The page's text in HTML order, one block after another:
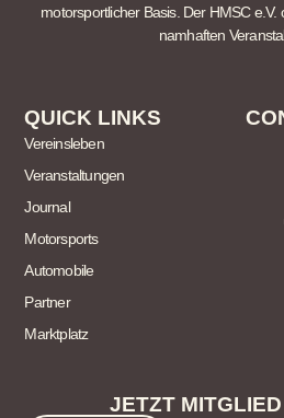
motorsportlicher Basis. Der HMSC e.V.
namhaften
QUICK LINKS
Vereinsleben
Veranstaltungen
Journal
Motorsports
Automobile
Partner
Marktplatz
JETZT